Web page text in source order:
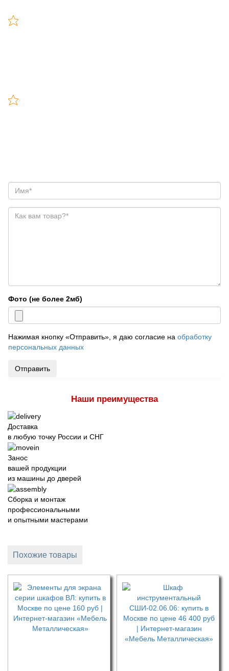
Фото (не более 2мб)
Нажимая кнопку «Отправить», я даю согласие на обработку
персональных данных
Отправить
Наши преимущества
Доставка
в любую точку России и СНГ
Занос
вашей продукции
из машины до дверей
Сборка и монтаж
профессиональными
и опытными мастерами
Похожие товары